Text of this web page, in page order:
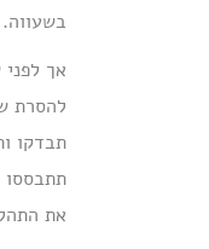
בשעווה.
אך
להסרת
תבדקו
תתבססו
את